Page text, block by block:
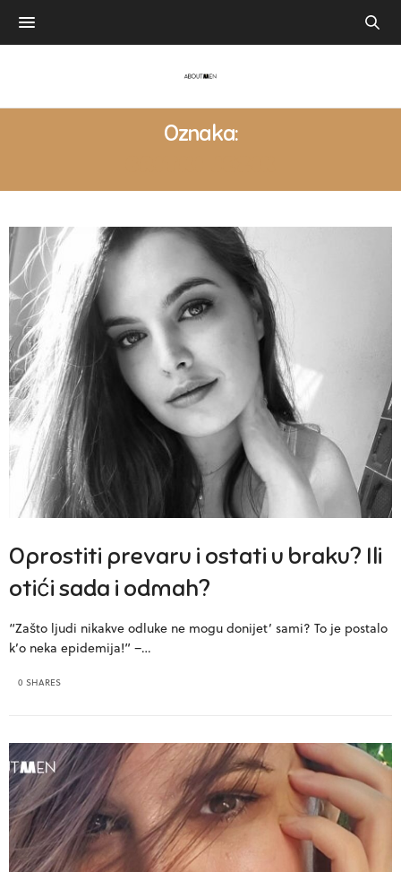
Oznaka:
Oprostiti prevaru i ostati u braku? Ili
otići sada i odmah?
“Zašto ljudi nikakve odluke ne mogu donijet’ sami? To je postalo
k’o neka epidemija!” –…
0 SHARES